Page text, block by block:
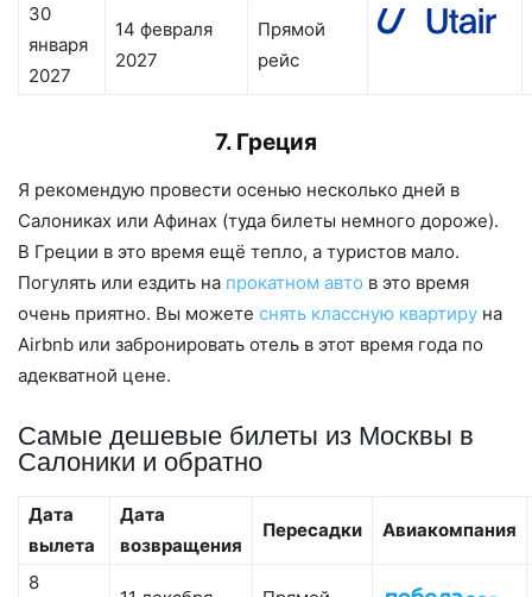
30
января
2027
14 февраля
2027
Прямой
рейс
7. Греция
Я рекомендую провести осенью несколько дней в
Салониках или Афинах (туда билеты немного дороже).
В Греции в это время ещё тепло, а туристов мало.
Погулять или ездить на прокатном авто в это время
очень приятно. Вы можете снять классную квартиру на
Airbnb или забронировать отель в этот время года по
адекватной цене.
Самые дешевые билеты из Москвы в
Салоники и обратно
Дата
вылета
Дата
возвращения
Пересадки Авиакомпания
8